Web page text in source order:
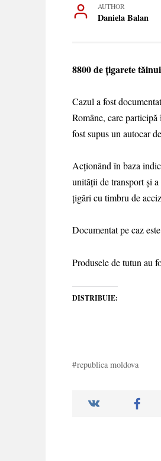
AUTHOR
Daniela Balan
8800 de țigarete
Cazul a fost
Române, care
fost supus un autocar
Acționând în baza
unității de transport și
țigări cu timbru de
Documentat pe caz
Produsele de tutun au
DISTRIBUIE:
republica moldova